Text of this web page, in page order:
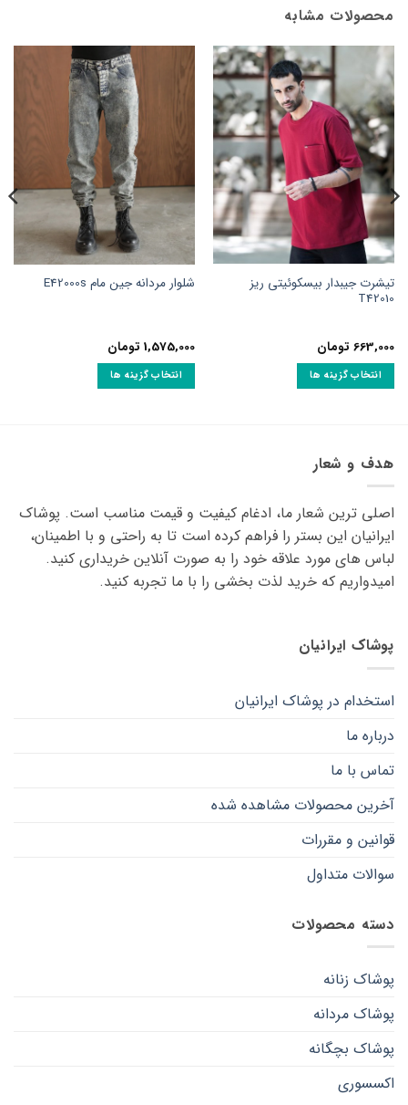
محصولات مشابه
تیشرت جیبدار بیسکوئیتی ریز
T42010
663,000 تومان
انتخاب گزینه ها
انواع
مختلفی
می
باشد.
گزینه
ها
ممکن
است
محصول
انتخاب
شلوار مردانه جین مام E42000s
1,575,000 تومان
انتخاب گزینه ها
باشد.
گزینه
ممکن
است
هدف و شعار
اصلی ترین شعار ما، ادغام کیفیت و قیمت مناسب است. پوشاک
ایرانیان این بستر را فراهم کرده است تا به راحتی و با اطمینان،
لباس های مورد علاقه ‌خود را به صورت آنلاین خریداری کنید.
امیدواریم که خرید لذت ‌بخشی را با ما تجربه کنید.
پوشاک ایرانیان
استخدام در پوشاک ایرانیان
درباره ما
تماس با ما
آخرین محصولات مشاهده شده
قوانین و مقررات
سوالات متداول
دسته محصولات
پوشاک زنانه
پوشاک مردانه
پوشاک بچگانه
اکسسوری